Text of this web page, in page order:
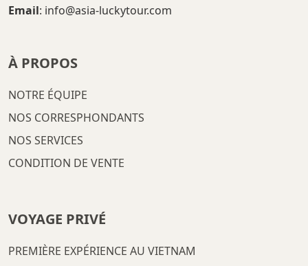
Email: info@asia-luckytour.com
À PROPOS
NOTRE ÉQUIPE
NOS CORRESPHONDANTS
NOS SERVICES
CONDITION DE VENTE
VOYAGE PRIVÉ
PREMIÈRE EXPÉRIENCE AU VIETNAM